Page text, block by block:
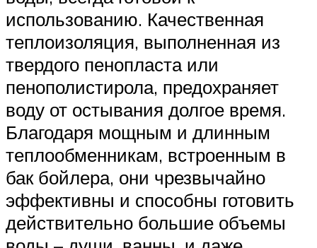
использованию. Качественная
теплоизоляция, выполненная из
твердого пенопласта или
пенополистирола, предохраняет
воду от остывания долгое время.
Благодаря мощным и длинным
теплообменникам, встроенным в
бак бойлера, они чрезвычайно
эффективны и способны готовить
действительно большие объемы